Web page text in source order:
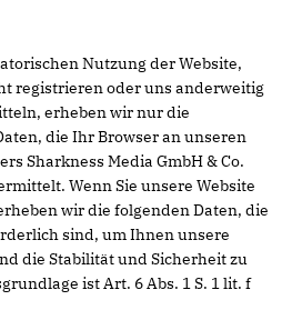
Nutzung der Website,
registrieren oder uns anderweitig
erheben wir nur die
die Ihr Browser an unseren
Sharkness Media GmbH & Co.
Wenn Sie unsere Website
wir die folgenden Daten, die
sind, um Ihnen unsere
die Stabilität und Sicherheit zu
ist Art. 6 Abs. 1 S. 1 lit. f